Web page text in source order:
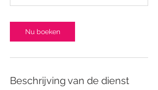
i
.
Nu boeken
Beschrijving van de dienst